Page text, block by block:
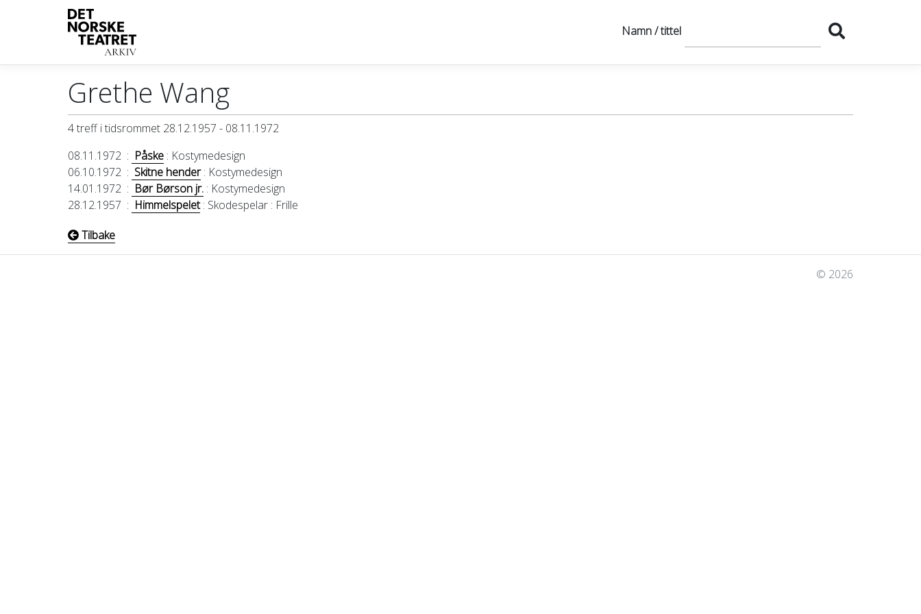
Namn / tittel
Grethe Wang
4 treff i tidsrommet 28.12.1957 - 08.11.1972
08.11.1972 : Påske : Kostymedesign
06.10.1972 : Skitne hender: Kostymedesign
14.01.1972 : Bør Børson jr. : Kostymedesign
28.12.1957 : Himmelspelet: Skodespelar : Frille
Tilbake
© 2026